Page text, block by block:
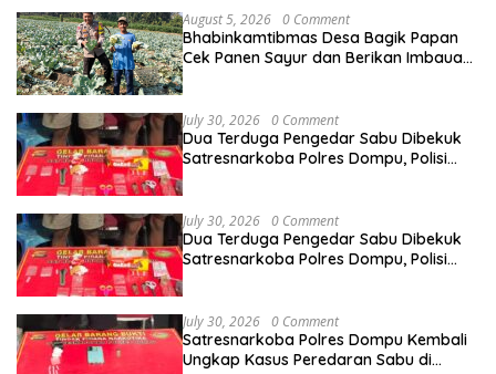
August 5, 2026 0 Comment
Bhabinkamtibmas Desa Bagik Papan
Cek Panen Sayur dan Berikan Imbauan
July 30, 2026 0 Comment
Dua Terduga Pengedar Sabu Dibekuk
Satresnarkoba Polres Dompu, Polisi
July 30, 2026 0 Comment
Dua Terduga Pengedar Sabu Dibekuk
Satresnarkoba Polres Dompu, Polisi
July 30, 2026 0 Comment
Satresnarkoba Polres Dompu Kembali
Ungkap Kasus Peredaran Sabu di